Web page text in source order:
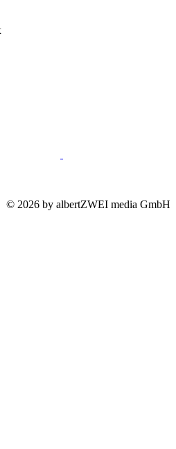
© 2026 by albertZWEI media GmbH